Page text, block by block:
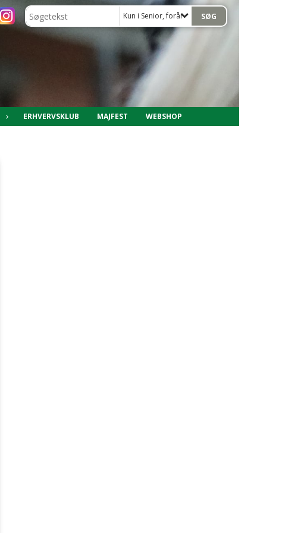
Kun i Senior, forår 2017
ERHVERVSKLUB MAJFEST WEBSHOP